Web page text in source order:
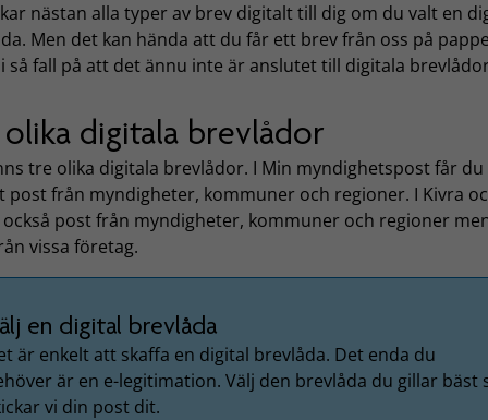
nästan alla typer av brev digitalt till dig om du valt en
Men det kan hända att du får ett brev från oss på
så fall på att det ännu inte är anslutet till digitala
digitala brevlådor
tre olika digitala brevlådor. I Min myndighetspost får du
post från myndigheter, kommuner och regioner. I Kivra
post från myndigheter, kommuner och regioner
vissa företag.
en digital brevlåda
är enkelt att skaffa en digital brevlåda. Det enda du
är en e-legitimation. Välj den brevlåda du gillar bäst
vi din post dit.